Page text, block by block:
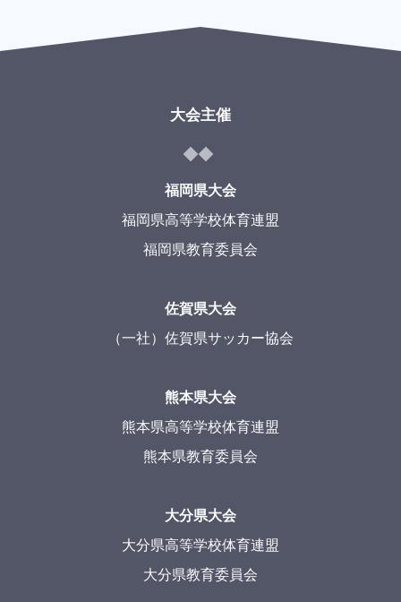
大会主催
福岡県大会
福岡県高等学校体育連盟
福岡県教育委員会
佐賀県大会
（一社）佐賀県サッカー協会
熊本県大会
熊本県高等学校体育連盟
熊本県教育委員会
大分県大会
大分県高等学校体育連盟
大分県教育委員会